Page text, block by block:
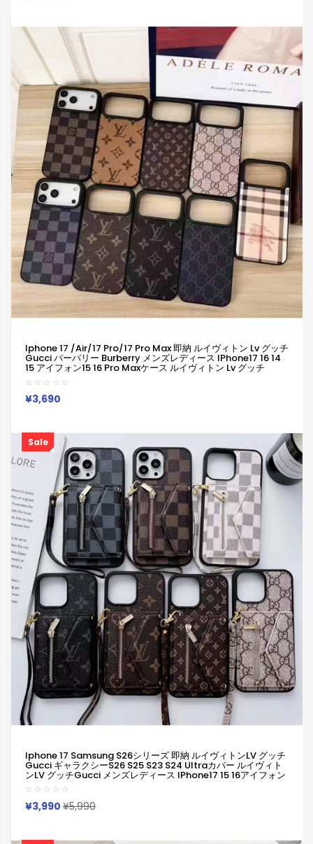
Iphone 17 /air/17 Pro/17 Pro Max 即納 ルイヴィトン Lv グッチ
Gucci バーバリー Burberry メンズレディース IPhone17 16 14
15 アイフォン15 16 Pro Maxケース ルイヴィトン Lv グッチ
Gucci バーバリー Burberry IPhone 17 Air 16 14 Pro IPhone16
15 IPhone SE 第3世代 IPhone8 IPhone7 スマホケース
¥3,690
Sale
Iphone 17 Samsung S26シリーズ 即納 ルイヴィトンLV グッチ
Gucci ギャラクシーs26 S25 S23 S24 Ultraカバー ルイヴィト
ンLV グッチgucci メンズレディース IPhone17 15 16アイフォン
15 サムソンs26 S25 S23 S24 Ultraケース 新作 芸能人愛用
¥3,990 ¥5,990